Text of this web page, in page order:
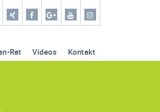
Rat Videos Kontakt
Home
Leistungen